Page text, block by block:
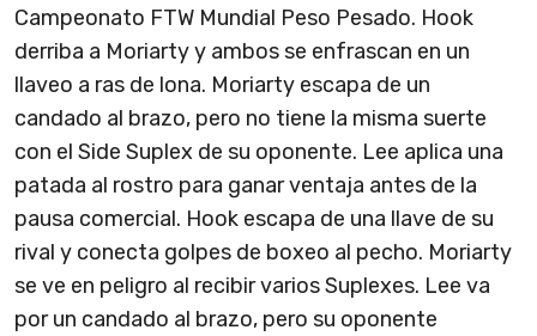
Campeonato FTW Mundial Peso Pesado. Hook
derriba a Moriarty y ambos se enfrascan en un
llaveo a ras de lona. Moriarty escapa de un
candado al brazo, pero no tiene la misma suerte
con el Side Suplex de su oponente. Lee aplica una
patada al rostro para ganar ventaja antes de la
pausa comercial. Hook escapa de una llave de su
rival y conecta golpes de boxeo al pecho. Moriarty
se ve en peligro al recibir varios Suplexes. Lee va
por un candado al brazo, pero su oponente